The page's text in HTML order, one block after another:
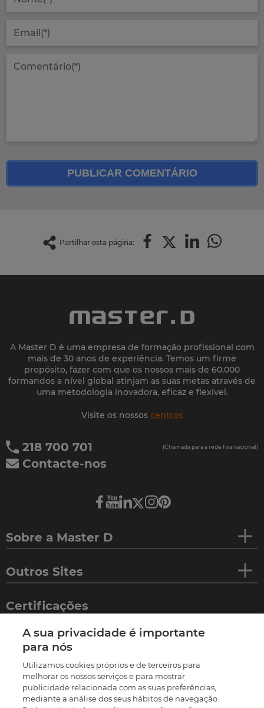
PUBLICAR COMENTÁRIO
Partilhar esta página:
A Master D é uma empresa de formação profissional com
mais de 30 anos de experiência. Temos um firme
propósito, fazer com que os nossos mais de 60.000
formandos a nível global atinjam as suas metas através de
uma metodologia inovadora, eficaz e flexível.
Visite os nossos centros
218 700 701 (Chamada para a rede fixa nacional)
Contacte-nos
Sobre a Master D
Outros Sites
Certificações
A sua privacidade é importante
para nós
Utilizamos cookies próprios e de terceiros para
melhorar os nossos serviços e para mostrar
publicidade relacionada com as suas preferências,
mediante a análise dos seus hábitos de navegação.